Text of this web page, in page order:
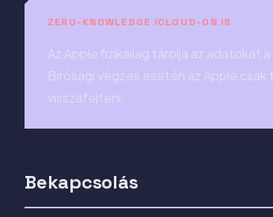
ZERO-KNOWLEDGE ICLOUD-ON IS
Az Apple fizikailag tárolja az adatokat
Bírósági végzés esetén az Apple
visszafejteni.
Bekapcsolás